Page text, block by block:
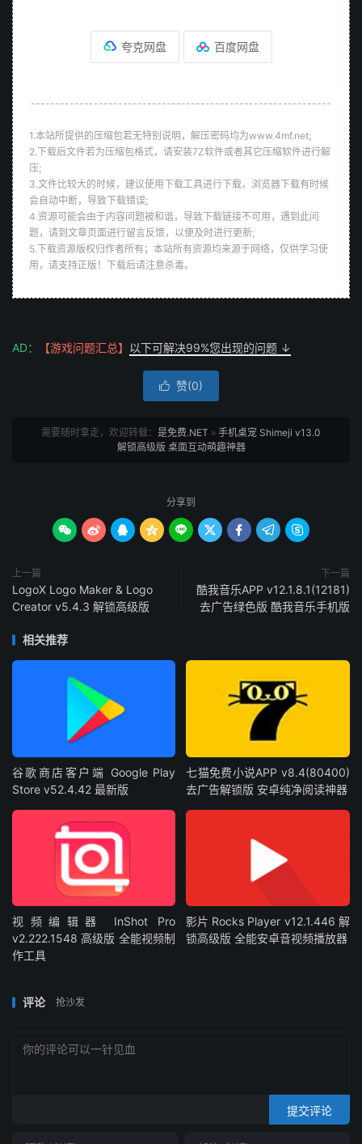
夸克网盘 百度网盘
--------------------------------------------------------------
1.本站所提供的压缩包若无特别说明，解压密码均为www.4mf.net;
2.下载后文件若为压缩包格式，请安装7Z软件或者其它压缩软件进行解
压;
3.文件比较大的时候，建议使用下载工具进行下载，浏览器下载有时候
会自动中断，导致下载错误;
4.资源可能会由于内容问题被和谐，导致下载链接不可用，遇到此问
题，请到文章页面进行留言反馈，以便及时进行更新;
5.下载资源版权归作者所有；本站所有资源均来源于网络，仅供学习使
用，请支持正版！下载后请注意杀毒。
AD： 【游戏问题汇总】 以下可解决99%您出现的问题 ↓
 赞(0)
需要随时拿走，欢迎转载： 是免费.NET » 手机桌宠 Shimeji v13.0
解锁高级版 桌面互动萌趣神器
分享到
        
上一篇
LogoX Logo Maker & Logo
Creator v5.4.3 解锁高级版
下一篇
酷我音乐APP v12.1.8.1(12181)
去广告绿色版 酷我音乐手机版
相关推荐
谷歌商店客户端 Google Play
Store v52.4.42 最新版
七猫免费小说APP v8.4(80400)
去广告解锁版 安卓纯净阅读神器
视频编辑器 InShot Pro
v2.222.1548 高级版 全能视频制
作工具
影片 Rocks Player v12.1.446 解
锁高级版 全能安卓音视频播放器
评论 抢沙发
提交评论